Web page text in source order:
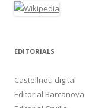
EDITORIALS
Castellnou digital
Editorial Barcanova